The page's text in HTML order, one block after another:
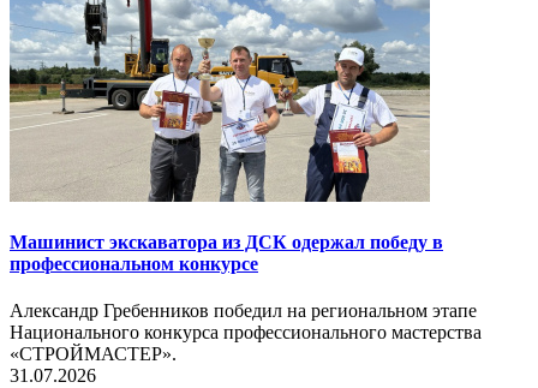
Машинист экскаватора из ДСК одержал победу в
профессиональном конкурсе
Александр Гребенников победил на региональном этапе
Национального конкурса профессионального мастерства
«СТРОЙМАСТЕР».
31.07.2026